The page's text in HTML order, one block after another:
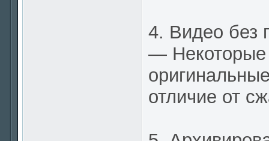
4. Видео без
— Некоторые
отличие от